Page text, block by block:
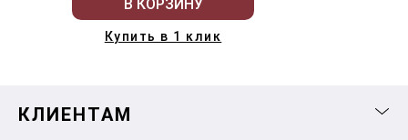
В КОРЗИНУ
Купить в 1 клик
КЛИЕНТАМ